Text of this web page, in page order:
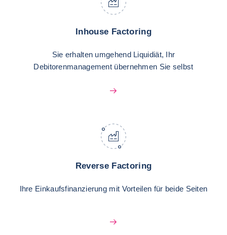
Inhouse Factoring
Sie erhalten umgehend Liquidiät, Ihr
Debitorenmanagement übernehmen Sie selbst
Reverse Factoring
Ihre Einkaufsfinanzierung mit Vorteilen für beide Seiten